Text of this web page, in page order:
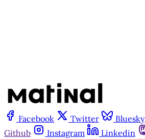
Facebook Twitter Bluesky
Github
Instagram Linkedin